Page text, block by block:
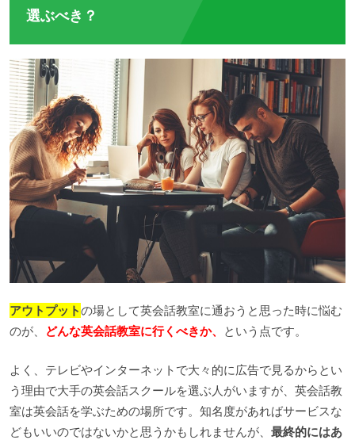
選ぶべき？
アウトプットの場として英会話教室に通おうと思った時に悩む
のが、
どんな英会話教室に行くべきか、 という点です。
よく、テレビやインターネットで大々的に広告で見るからとい
う理由で大手の英会話スクールを選ぶ人がいますが、英会話教
室は英会話を学ぶための場所です。知名度があればサービスな
どもいいのではないかと思うかもしれませんが、 最終的にはあ